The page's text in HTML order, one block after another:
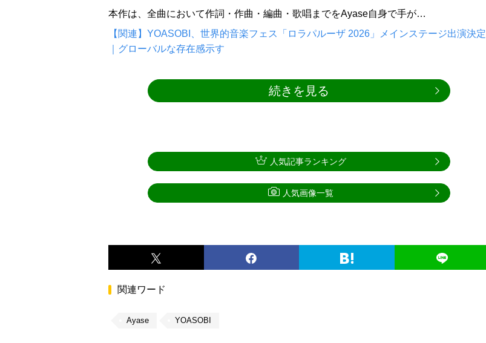
本作は、全曲において作詞・作曲・編曲・歌唱までをAyase自身で手が…
【関連】YOASOBI、世界的音楽フェス「ロラパルーザ 2026」メインステージ出演決定
｜グローバルな存在感示す
続きを見る
関連ワード
Ayase YOASOBI
人気記事ランキング
人気画像一覧